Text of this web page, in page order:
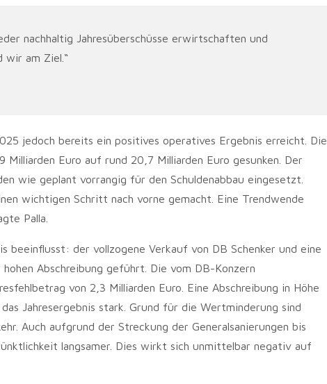
nachhaltig Jahresüberschüsse erwirtschaften und
wir am Ziel.“
jedoch bereits ein positives operatives Ergebnis erreicht. Die
Euro auf rund 20,7 Milliarden Euro gesunken. Der
wie geplant vorrangig für den Schuldenabbau eingesetzt.
wichtigen Schritt nach vorne gemacht. Eine Trendwende
Palla.
beeinflusst: der vollzogene Verkauf von DB Schenker und eine
Abschreibung geführt. Die vom DB-Konzern
von 2,3 Milliarden Euro. Eine Abschreibung in Höhe
Jahresergebnis stark. Grund für die Wertminderung sind
Auch aufgrund der Streckung der Generalsanierungen bis
langsamer. Dies wirkt sich unmittelbar negativ auf